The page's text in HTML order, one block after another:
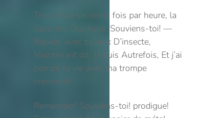
Trois mille six cents fois par heure, la
Seconde Chuchote: Souviens-toi! —
Rapide, avec sa voix D’insecte,
Maintenant dit: Je suis Autrefois, Et j’ai
pompé ta vie avec ma trompe
immonde!
Remember! Souviens-toi! prodigue!